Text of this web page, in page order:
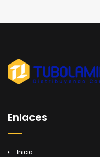
Enlaces
Inicio